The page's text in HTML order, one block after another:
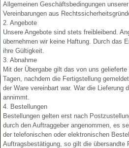
Allgemeinen Geschäftsbedingungen
Vereinbarungen aus
2. Angebote
Unsere Angebote sind stets freibleibend.
übernehmen wir keine Haftung. Durch das
ihre Gültigkeit.
3. Abnahme
Mit der Übergabe gilt das von uns
Tagen, nachdem die Fertigstellung
der Ware vereinbart war. War die
annimmt.
4. Bestellungen
Bestellungen gelten erst nach
durch den Auftraggeber angenommen, es
der telefonischen oder elektronischen
Auftragsbestätigung, so gilt die übersandte